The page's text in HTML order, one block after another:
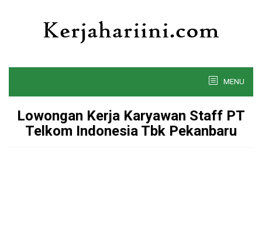
MENU
Lowongan Kerja Karyawan Staff PT
Telkom Indonesia Tbk Pekanbaru